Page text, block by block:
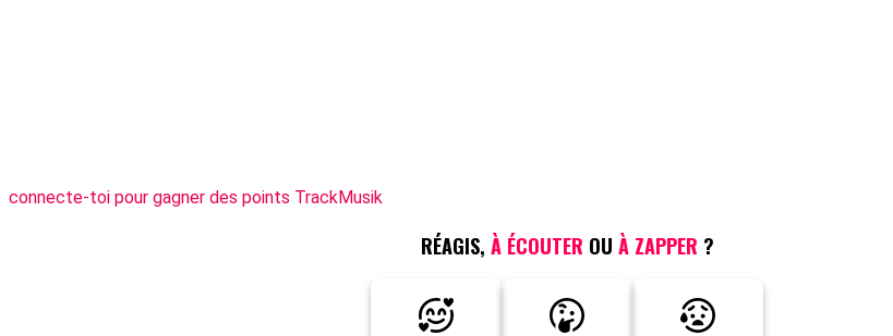
connecte-toi pour gagner des points TrackMusik
RÉAGIS, À ÉCOUTER OU À ZAPPER ?